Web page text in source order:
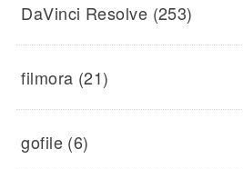
DaVinci Resolve (253)
filmora (21)
gofile (6)